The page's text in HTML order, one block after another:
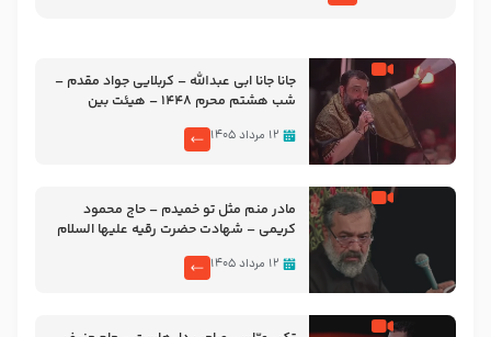
جانا جانا ابی عبدالله – کربلایی جواد مقدم –
شب هشتم محرم 1448 – هیئت بین
۱۲ مرداد ۱۴۰۵
مادر منم مثل تو خمیدم – حاج محمود
کریمی – شهادت حضرت رقیه علیها السلام
۱۲ مرداد ۱۴۰۵